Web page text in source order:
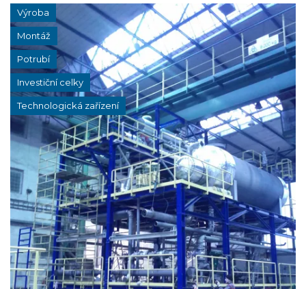
Výroba
Montáž
Potrubí
Investiční celky
Technologická zařízení